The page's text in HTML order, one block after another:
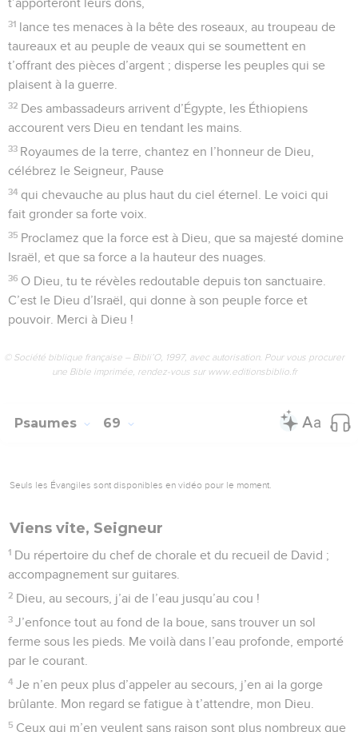
prisonniers la joie de la liberté. Seuls les rebelles restent sur
une terre brûlée.
8 O Dieu, quand tu es sorti devant ton peuple, quand tu t’es
avancé dans le désert,
9 la terre s’est mise à trembler et le ciel à ruisseler devant toi,
Dieu du Sinaï, Dieu d’Israël.
10 Tu as fait tomber une pluie abondante, tu as revigoré ton
pays épuisé.
11 C’est là que ton peuple s’est fixé, en ce lieu que toi, Dieu
si bon, tu avais préparé pour le malheureux.
12 Le Seigneur prononce une parole ; les messagères de
bonne nouvelle forment une troupe nombreuse.
13 « Les rois des armées ennemies s’enfuient à toutes
jambes, les femmes restées à la maison font le partage du
butin.
plumes ont des reflets d’or pâle. – Allez-vous rester couchés
au campement ? –
tombait sur le mont Salmon. »
17 Mais pourquoi, montagne aux nombreux sommets, être
Seigneur demeure pour toujours ?
18 Dieu a des chars par milliers, par dizaines de milliers. Le
Seigneur est venu avec eux, le mont Sinaï est dans le lieu
saint !
Tu es monté vers les hauteurs, tu as fait des prisonniers, tu
as reçu des dons de la part des hommes, même des rebelles,
Seigneur Dieu, et tu as ta demeure à Sion.
Qu’on remercie le Seigneur, jour après jour. Il nous prend
en charge, Dieu notre Sauveur. Pause
Dieu est pour nous un Dieu qui sauve : lui, le Seigneur,